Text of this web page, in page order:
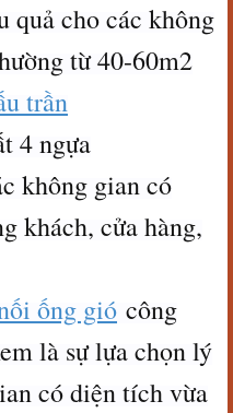
quả cho các không
từ 40-60m2
trần
4 ngựa
không gian có
khách, cửa hàng,
ống gió công
là sự lựa chọn lý
có diện tích vừa